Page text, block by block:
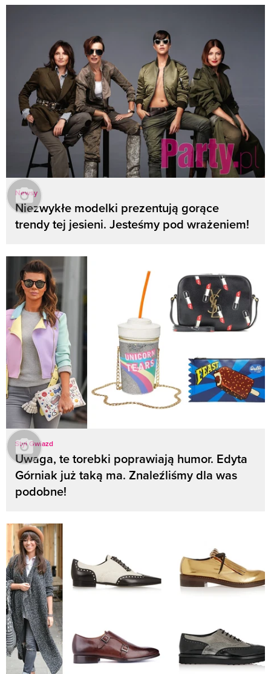
Newsy
Niezwykłe modelki prezentują gorące
trendy tej jesieni. Jesteśmy pod wrażeniem!
Styl Gwiazd
Uwaga, te torebki poprawiają humor. Edyta
Górniak już taką ma. Znaleźliśmy dla was
podobne!